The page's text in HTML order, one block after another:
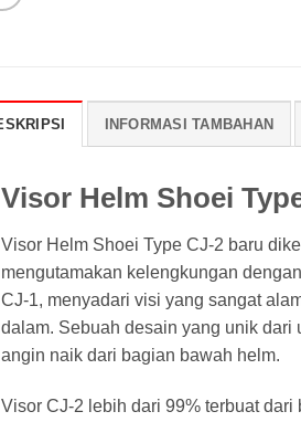
INFORMASI TAMBAHAN
Visor Helm Shoei
Visor Helm Shoei Type CJ-2 baru
mengutamakan kelengkungan
CJ-1, menyadari visi yang sangat
dalam. Sebuah desain yang unik
angin naik dari bagian bawah helm.
Visor CJ-2 lebih dari 99% terbuat